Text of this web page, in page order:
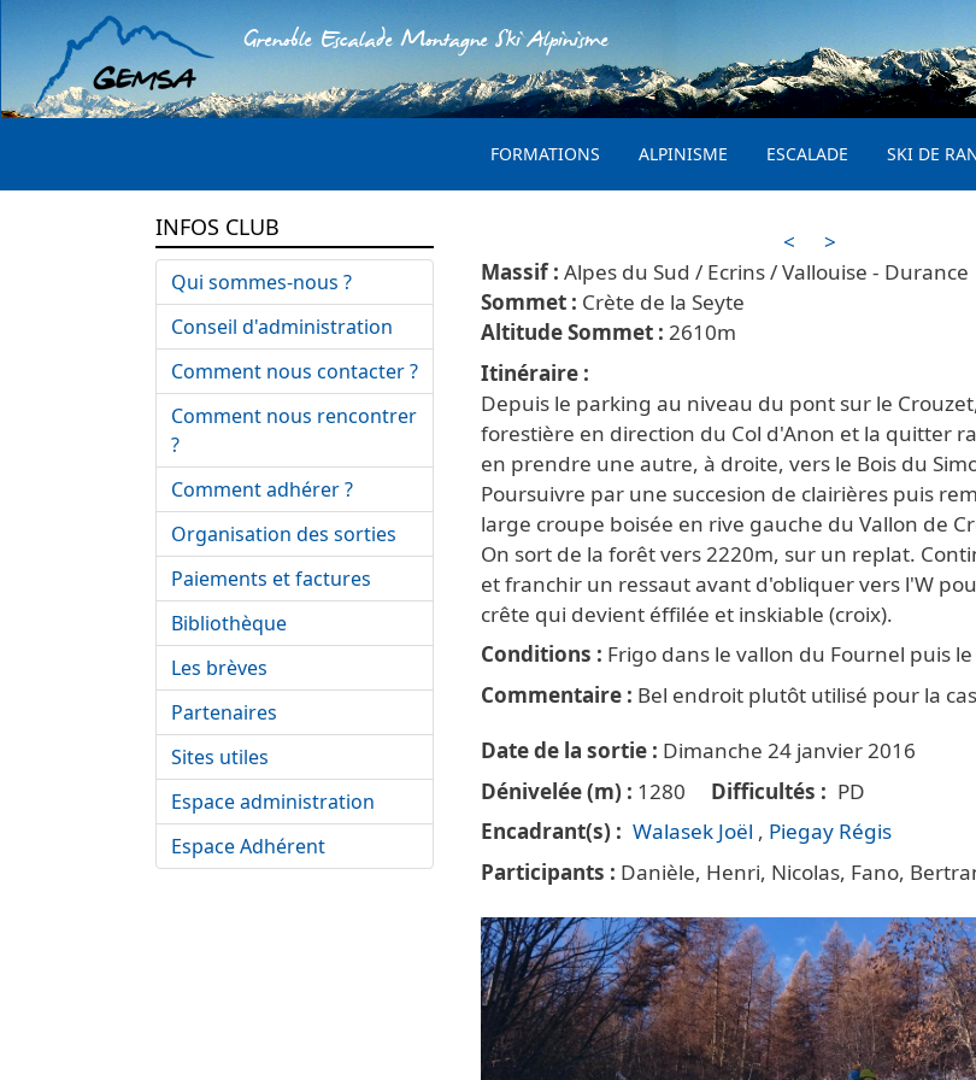
Aller au contenu
Grenoble Escalade Montagne Ski Alpinisme
FORMATIONS ALPINISME ESCALADE SKI DE
<
>
Alpes du Sud / Ecrins / Vallouise - Durance
Crète de la Seyte
2610
Itinéraire
Depuis le parking au niveau du pont sur le
forestière en direction du Col d'Anon et la quitter
en prendre une autre, à droite, vers le Bois du
Poursuivre par une succesion de clairières puis
large croupe boisée en rive gauche du Vallon de
On sort de la forêt vers 2220m, sur un replat.
et franchir un ressaut avant d'obliquer vers l'W
crête qui devient éffilée et inskiable (croix).
Conditions
Frigo dans le vallon du Fournel puis
Commentaire
Bel endroit plutôt utilisé pour la
Date de la sortie
Dimanche 24 janvier 2016
Dénivelée (m)
1280 Difficultés
PD
Encadrant(s)
Walasek Joël
Piegay Régis
Participants
Danièle, Henri, Nicolas, Fano,
INFOS CLUB
Qui sommes-nous ?
Conseil d'administration
Comment nous contacter ?
Comment nous rencontrer
?
Comment adhérer ?
Organisation des sorties
Paiements et factures
Bibliothèque
Les brèves
Partenaires
Sites utiles
Espace administration
Espace Adhérent